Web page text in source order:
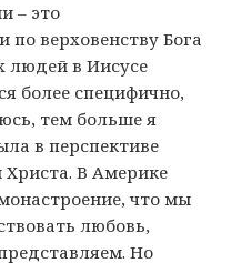
– это
по верховенству Бога
людей в Иисусе
более специфично,
тем больше я
в перспективе
Христа. В Америке
что мы
любовь,
Но